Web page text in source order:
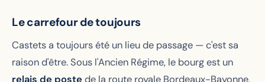
Le carrefour de toujours
Castets a toujours été un lieu de passage — c'est sa
raison d'être. Sous l'Ancien Régime, le bourg est un
relais de poste de la route royale Bordeaux-Bayonne,